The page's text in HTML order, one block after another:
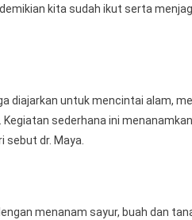
kita sudah ikut serta
diajarkan untuk mencintai alam,
sederhana ini
sebut dr. Maya.
menanam sayur, buah dan